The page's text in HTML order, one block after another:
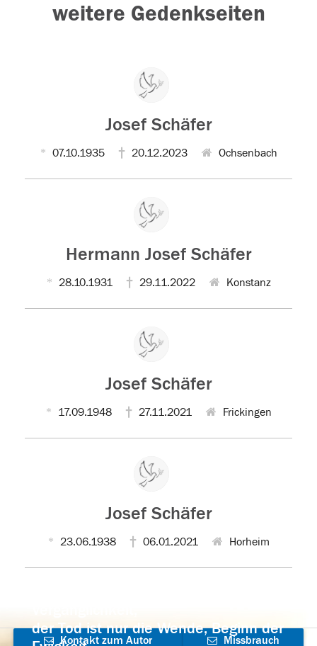
weitere Gedenkseiten
Josef Schäfer
07.10.1935 20.12.2023 Ochsenbach
Hermann Josef Schäfer
28.10.1931 29.11.2022 Konstanz
Josef Schäfer
17.09.1948 27.11.2021 Frickingen
Josef Schäfer
23.06.1938 06.01.2021 Horheim
der Tod ist nur die Wende, Beginn der
Kontakt zum Autor Missbrauch